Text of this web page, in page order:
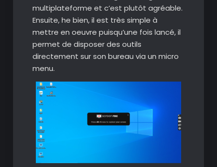
multiplateforme et c’est plutôt agréable.
Ensuite, he bien, il est très simple à
mettre en oeuvre puisqu’une fois lancé, il
permet de disposer des outils
directement sur son bureau via un micro
menu.